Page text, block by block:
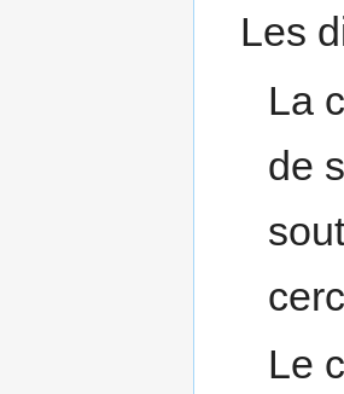
Les
La
de
Le